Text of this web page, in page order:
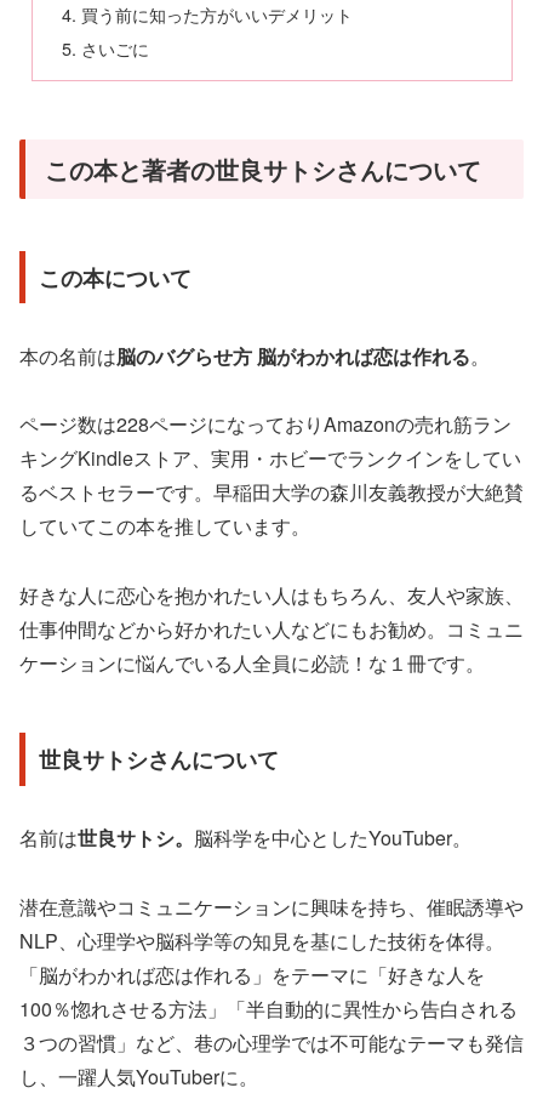
買う前に知った方がいいデメリット
さいごに
この本と著者の世良サトシさんについて
この本について
本の名前は脳のバグらせ方 脳がわかれば恋は作れる。
ページ数は228ページになっておりAmazonの売れ筋ラン
キングKindleストア、実用・ホビーでランクインをしてい
るベストセラーです。早稲田大学の森川友義教授が大絶賛
していてこの本を推しています。
好きな人に恋心を抱かれたい人はもちろん、友人や家族、
仕事仲間などから好かれたい人などにもお勧め。コミュニ
ケーションに悩んでいる人全員に必読！な１冊です。
世良サトシさんについて
名前は世良サトシ。 脳科学を中心としたYouTuber。
潜在意識やコミュニケーションに興味を持ち、催眠誘導や
NLP、心理学や脳科学等の知見を基にした技術を体得。
「脳がわかれば恋は作れる」をテーマに「好きな人を
100％惚れさせる方法」「半自動的に異性から告白される
３つの習慣」など、巷の心理学では不可能なテーマも発信
し、一躍人気YouTuberに。